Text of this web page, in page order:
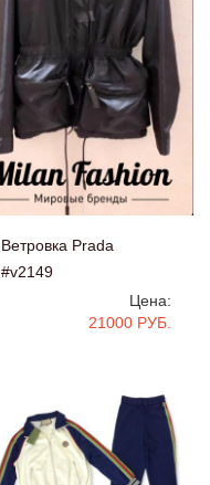
Ветровка Prada
#v2149
Цена:
21000 РУБ.